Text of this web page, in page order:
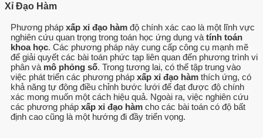
Xỉ Đạo Hàm
Phương pháp xấp xỉ đạo hàm độ chính xác cao là một lĩnh vực
nghiên cứu quan trọng trong toán học ứng dụng và tính toán
khoa học. Các phương pháp này cung cấp công cụ mạnh mẽ
để giải quyết các bài toán phức tạp liên quan đến phương trình vi
phân và mô phỏng số. Trong tương lai, có thể tập trung vào
việc phát triển các phương pháp xấp xỉ đạo hàm thích ứng, có
khả năng tự động điều chỉnh bước lưới để đạt được độ chính
xác mong muốn một cách hiệu quả. Ngoài ra, việc nghiên cứu
các phương pháp xấp xỉ đạo hàm cho các bài toán có độ bất
định cao cũng là một hướng đi đầy triển vọng.